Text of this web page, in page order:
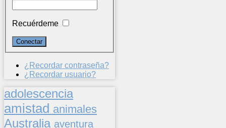
Recuérdeme
¿Recordar contraseña?
¿Recordar usuario?
adolescencia
amistad animales
Australia aventura